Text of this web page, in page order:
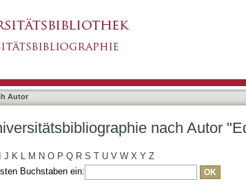
Autor
nach Autor
J K L M N O P Q R S T U V W X Y Z
Buchstaben ein: